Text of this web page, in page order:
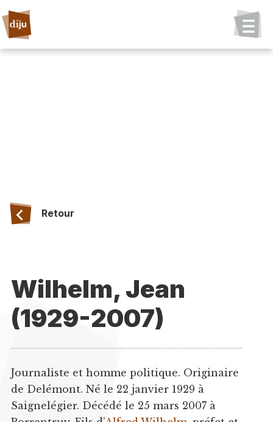
Retour
Wilhelm, Jean
(1929-2007)
Journaliste et homme politique. Originaire
de Delémont. Né le 22 janvier 1929 à
Saignelégier. Décédé le 25 mars 2007 à